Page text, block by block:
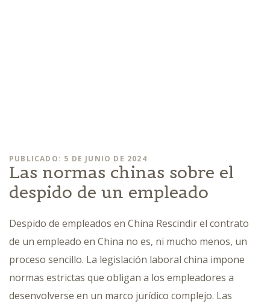
PUBLICADO: 5 DE JUNIO DE 2024
Las normas chinas sobre el
despido de un empleado
Despido de empleados en China Rescindir el contrato
de un empleado en China no es, ni mucho menos, un
proceso sencillo. La legislación laboral china impone
normas estrictas que obligan a los empleadores a
desenvolverse en un marco jurídico complejo. Las